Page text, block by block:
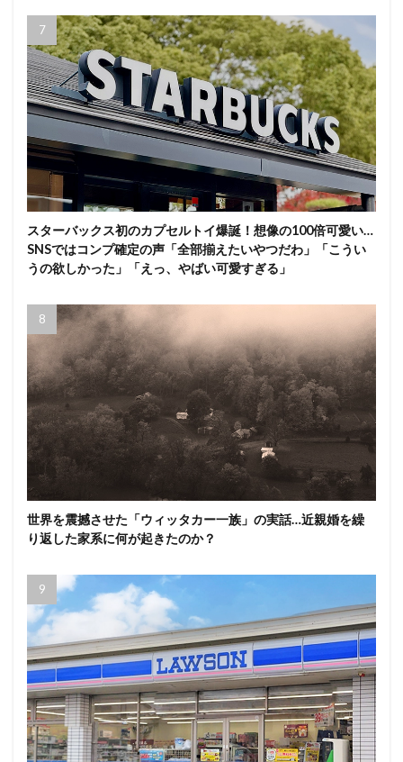
スターバックス初のカプセルトイ爆誕！想像の100倍可愛い…
SNSではコンプ確定の声「全部揃えたいやつだわ」「こうい
うの欲しかった」「えっ、やばい可愛すぎる」
世界を震撼させた「ウィッタカー一族」の実話…近親婚を繰
り返した家系に何が起きたのか？